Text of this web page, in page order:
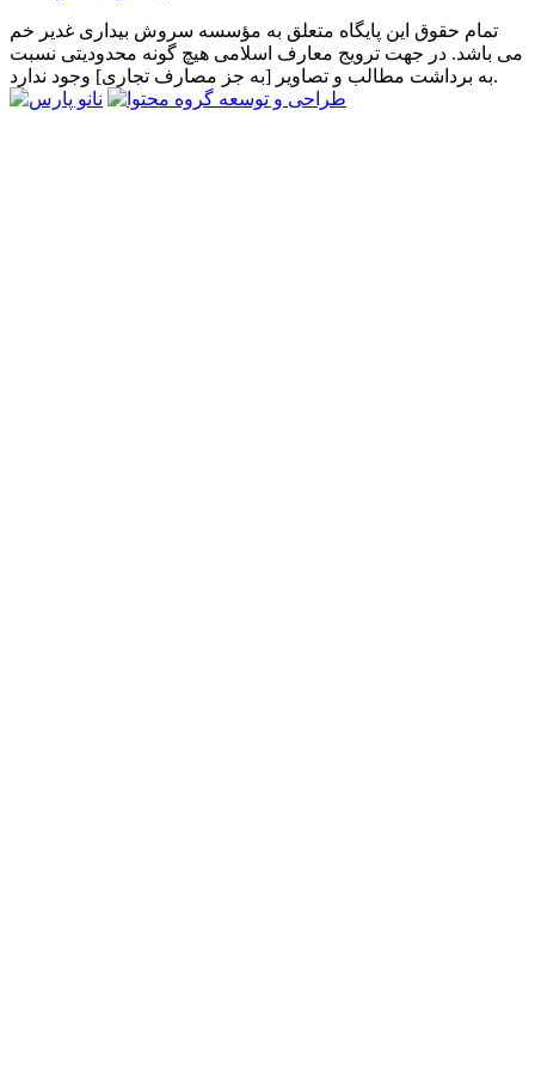
تمام حقوق این پایگاه متعلق به مؤسسه سروش بیداری غدیر خم
می باشد. در جهت ترویج معارف اسلامی هیچ گونه محدودیتی نسبت
به برداشت مطالب و تصاویر [به جز مصارف تجاری] وجود ندارد.